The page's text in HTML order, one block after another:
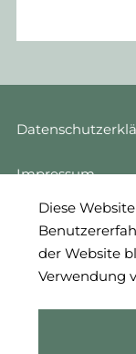
Impressum
Cookie
Login
Diese
der Website
Verwendung